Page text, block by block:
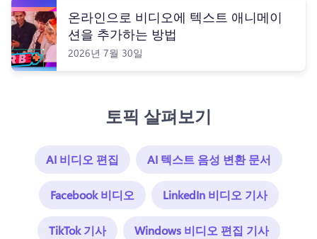
온라인으로 비디오에 텍스트 애니메이
션을 추가하는 방법
2026년 7월 30일
토픽 살펴보기
AI 비디오 편집 AI 텍스트 음성 변환 문서
Facebook 비디오 LinkedIn 비디오 기사
TikTok 기사 Windows 비디오 편집 기사